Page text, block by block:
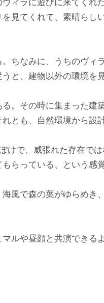
ィラに遊びに来てくれ
見てくれて、素晴らし
ちなみに、うちのヴィ
と、建物以外の環境を
。その時に集まった建
とも、自然環境から設
で、威張れた存在では
らっている、という感
風で森の葉がゆらめき
ルや昼顔と共演できる